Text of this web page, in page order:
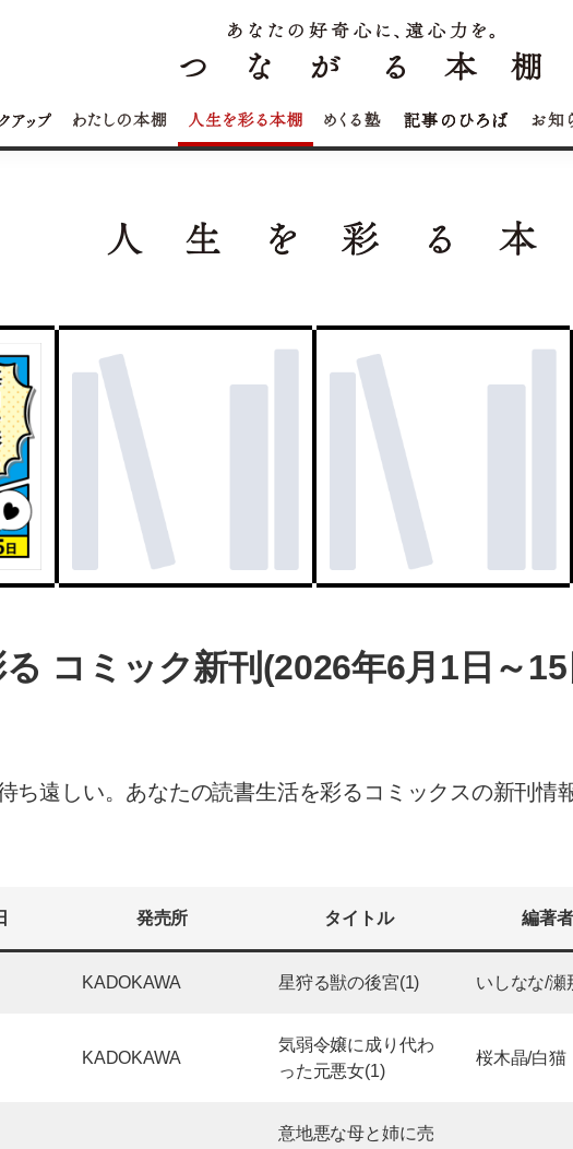
コミック新刊(2026年6月1日～15
ち遠しい。あなたの読書生活を彩るコミックスの新刊情
発売所 タイトル 編著
KADOKAWA 星狩る獣の後宮(1) いしなな/瀬
KADOKAWA
気弱令嬢に成り代わ
った元悪女(1)
桜木晶/白猫
意地悪な母と姉に売